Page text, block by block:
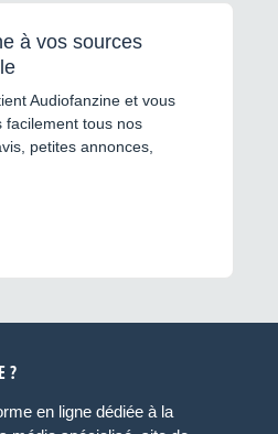
à vos sources
Audiofanzine et vous
facilement tous nos
petites annonces,
?
en ligne dédiée à la